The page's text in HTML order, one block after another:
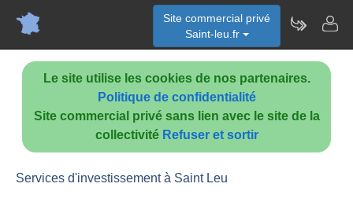
Le site utilise les cookies de nos partenaires.
Politique de confidentialité
Site commercial privé sans lien avec le site de la
collectivité Refuser et sortir
Site commercial privé
Saint-leu.fr
Services d'investissement à Saint Leu